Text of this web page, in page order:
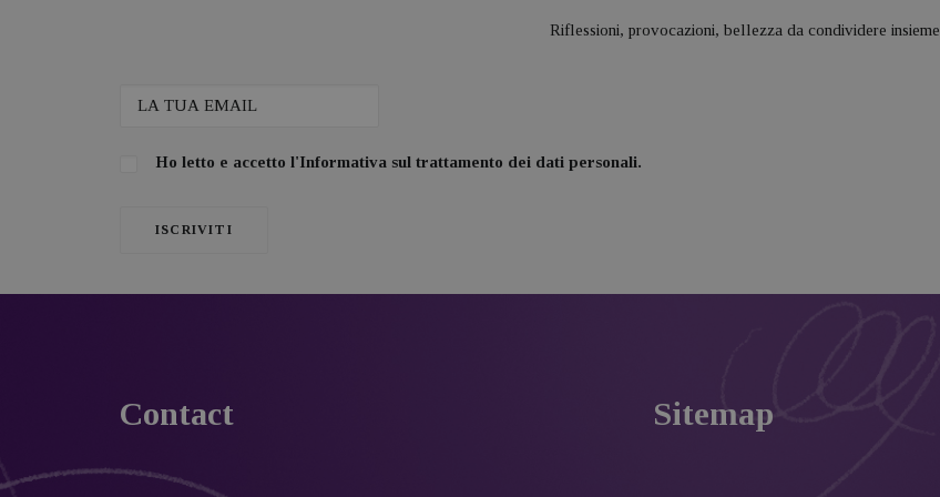
Riflessioni, provocazioni, bellezza da condividere insieme
Ho letto e accetto l'Informativa sul trattamento dei dati personali.
Contact Sitemap